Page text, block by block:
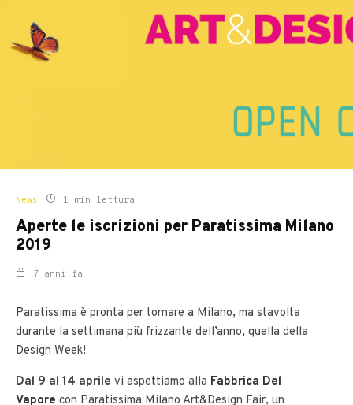
News 1 min lettura
Aperte le iscrizioni per Paratissima Milano
2019
7 anni fa
Paratissima è pronta per tornare a Milano, ma stavolta
durante la settimana più frizzante dell’anno, quella della
Design Week!
Dal 9 al 14 aprile vi aspettiamo alla Fabbrica Del
Vapore con Paratissima Milano Art&Design Fair, un